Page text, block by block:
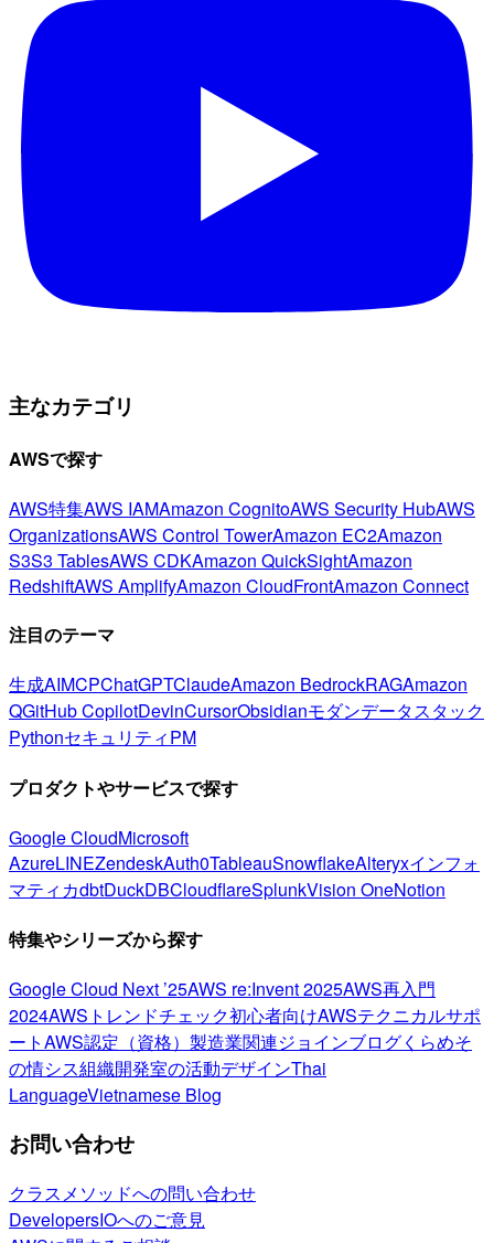
主なカテゴリ
AWSで探す
AWS特集AWS IAMAmazon CognitoAWS Security HubAWS
OrganizationsAWS Control TowerAmazon EC2Amazon
S3S3 TablesAWS CDKAmazon QuickSightAmazon
RedshiftAWS AmplifyAmazon CloudFrontAmazon Connect
注目のテーマ
生成AIMCPChatGPTClaudeAmazon BedrockRAGAmazon
QGitHub CopilotDevinCursorObsidianモダンデータスタック
PythonセキュリティPM
プロダクトやサービスで探す
Google CloudMicrosoft
AzureLINEZendeskAuth0TableauSnowflakeAlteryxインフォ
マティカdbtDuckDBCloudflareSplunkVision OneNotion
特集やシリーズから探す
Google Cloud Next ’25AWS re:Invent 2025AWS再入門
2024AWSトレンドチェック初心者向けAWSテクニカルサポ
ートAWS認定（資格） 製造業関連ジョインブログくらめそ
の情シス組織開発室の活動デザインThai
LanguageVietnamese Blog
お問い合わせ
クラスメソッドへの問い合わせ
DevelopersIOへのご意見